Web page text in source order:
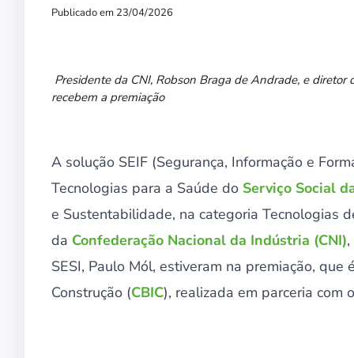
Publicado em 23/04/2026
Presidente da CNI, Robson Braga de Andrade, e diretor
recebem a premiação
A solução SEIF (Segurança, Informação e
Tecnologias para a Saúde do Serviço Social
e Sustentabilidade, na categoria Tecnologias
da Confederação Nacional da Indústria (CNI)
SESI, Paulo Mól, estiveram na premiação,
Construção (CBIC), realizada em parceria com